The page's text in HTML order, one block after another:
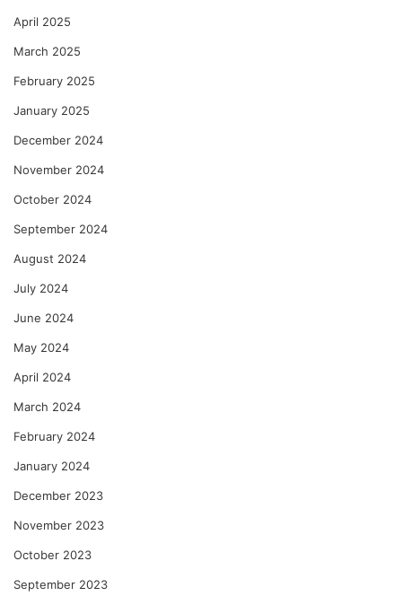
April 2025
March 2025
February 2025
January 2025
December 2024
November 2024
October 2024
September 2024
August 2024
July 2024
June 2024
May 2024
April 2024
March 2024
February 2024
January 2024
December 2023
November 2023
October 2023
September 2023